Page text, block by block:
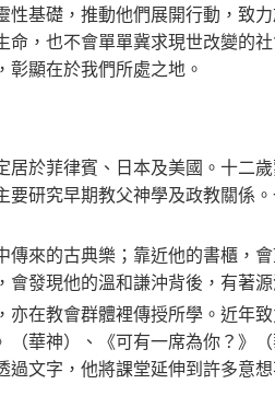
性基礎，推動他們展開行動，致
命，也不會單單冀求現世改變的
彰顯在於我們所處之地。
居於菲律賓、日本及美國。十二
要研究早期教父神學及政教關係
傳來的古典樂；靠近他的書櫃，
會發現他的溫和謙沖背後，有著
亦在教會群體裡傳授所學。近年
（華神）、《可有一席為你？》
過文字，他將課堂延伸到許多意